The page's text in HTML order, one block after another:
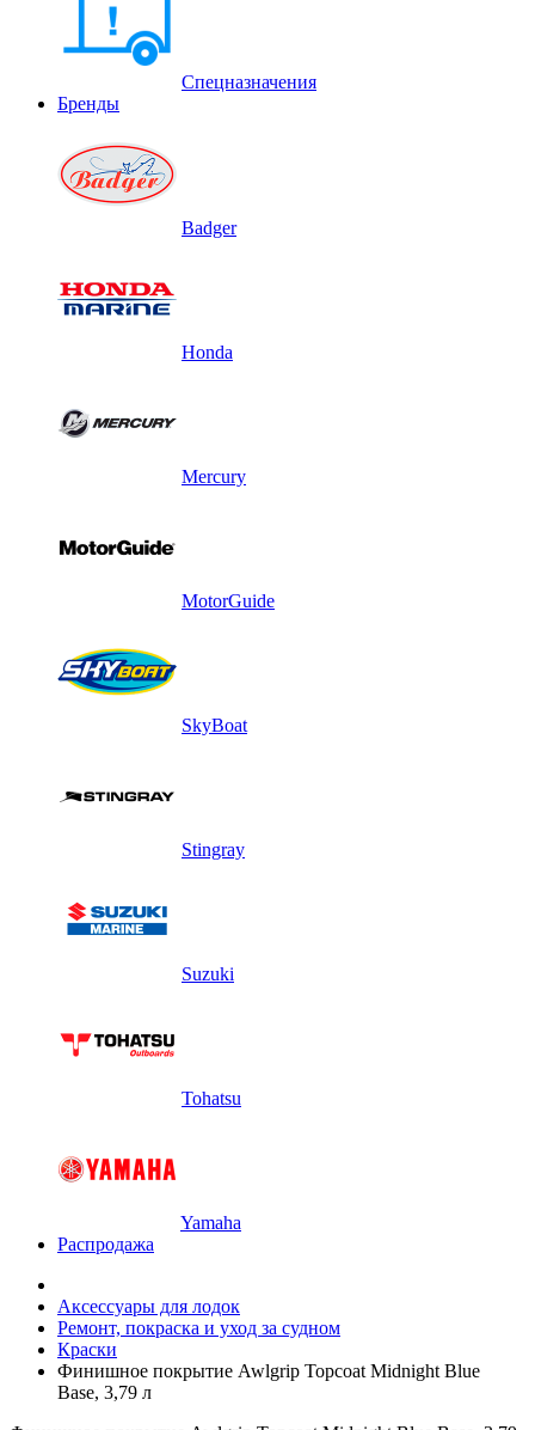
Спецназначения
Бренды
Badger
Honda
Mercury
MotorGuide
SkyBoat
Stingray
Suzuki
Tohatsu
Yamaha
Распродажа
Аксессуары для лодок
Ремонт, покраска и уход за судном
Краски
Финишное покрытие Awlgrip Topcoat Midnight Blue
Base, 3,79 л